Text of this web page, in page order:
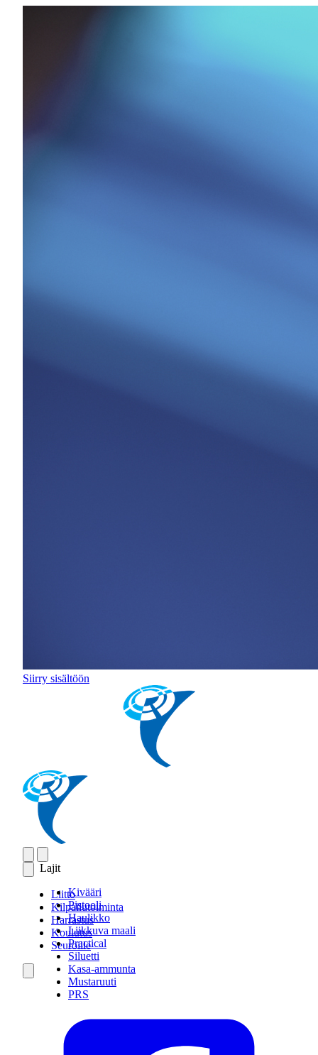
Siirry sisältöön
Lajit
Kivääri
Pistooli
Haulikko
Liikkuva maali
Practical
Siluetti
Kasa-ammunta
Mustaruuti
PRS
Liitto
Kilpailutoiminta
Harrastus
Koulutus
Seuroille